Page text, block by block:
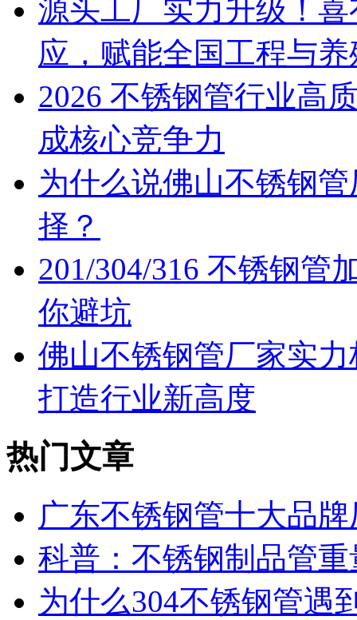
源头工厂实力升级！
应，赋能全国工程与
2026 不锈钢管行业高
成核心竞争力
为什么说佛山不锈钢
择？
201/304/316 不锈钢管
你避坑
佛山不锈钢管厂家实
打造行业新高度
热门文章
广东不锈钢管十大品
科普：不锈钢制品管
为什么304不锈钢管遇